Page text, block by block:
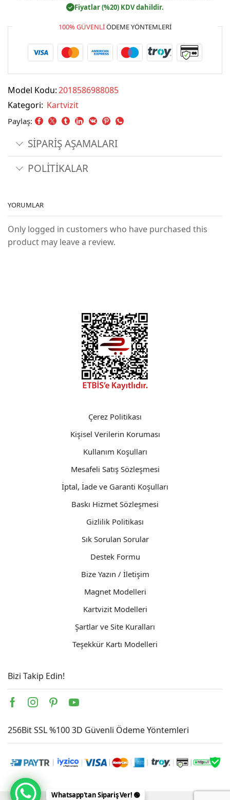
✓ Fiyatlar (%20) KDV dahildir.
100% GÜVENLIÖDEME YÖNTEMLERI
Model Kodu:2018586988085
Kategori: Kartvizit
Paylaş:
SİPARİŞ AŞAMALARI
POLİTİKALAR
YORUMLAR
Only logged in customers who have purchased this
product may leave a review.
Çerez Politikası
Kişisel Verilerin Koruması
Kullanım Koşulları
Mesafeli Satış Sözleşmesi
İptal, İade ve Garanti Koşulları
Baskı Hizmet Sözleşmesi
Gizlilik Politikası
Sık Sorulan Sorular
Destek Formu
Bize Yazın / İletişim
Magnet Modelleri
Kartvizit Modelleri
Şartlar ve Site Kuralları
Teşekkür Kartı Modelleri
Bizi Takip Edin!
Facebook
Instagram
PinterestYoutube
256Bit SSL %100 3D Güvenli Ödeme Yöntemleri
Whatsapp'tan Sipariş Ver! 🟢